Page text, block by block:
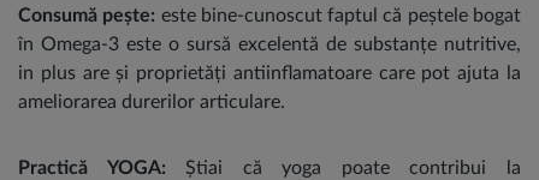
Consumă pește: este bine-cunoscut faptul că peștele bogat
în Omega-3 este o sursă excelentă de substanțe nutritive,
in plus are și proprietăți antiinflamatoare care pot ajuta la
ameliorarea durerilor articulare.
Practică YOGA:Știai că yoga poate contribui la